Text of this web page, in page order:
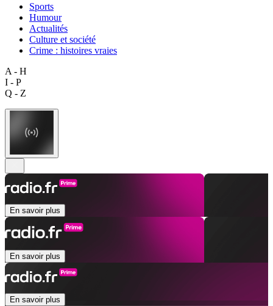
Sports
Humour
Actualités
Culture et société
Crime : histoires vraies
A - H
I - P
Q - Z
En savoir plus
En savoir plus
En savoir plus